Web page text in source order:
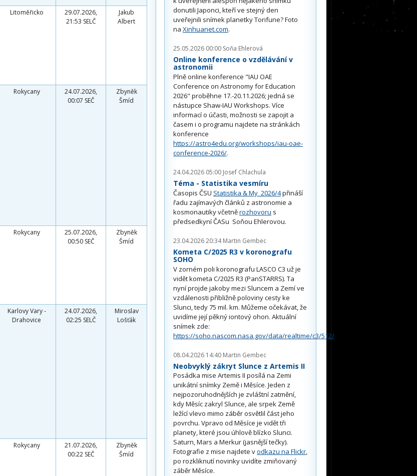
Litoměřicko
29.07.2026,
21:53 SELČ
Jakub
Albert
Rokycany
24.07.2026,
00:07 SEČ
Zbyněk
Šmíd
Rokycany
25.07.2026,
00:50 SEČ
Zbyněk
Šmíd
Karlovy Vary -
Drahovice
24.07.2026,
02:25 SELČ
Miroslav
Lošťák
Rokycany
21.07.2026,
00:22 SEČ
Zbyněk
Šmíd
donutili Japonci, kteří ve stejný den
uveřejnili snímek planetky Torifune? Foto
na Xinhuanet.com.
25.05.2026 00:00 Soňa Ehlerová
Online konference o vzdělávání v
astronomii
Plně online konference "IAU OAE
Conference on Astronomy for Education
2026" proběhne 17.-20.11.2026; jedná se
nástupce Shaw-IAU Workshops. Více
informací o účasti, možnosti se zapojit a
časem i o programu najdete na stránkách
konference
https://astro4edu.org/workshops/iau-oae-
conference-2026/.
24.04.2026 05:00 Josef Chlachula
Téma - Statistika vesmíru
Časopis ČSU Statistika & My 2026/4přináší
řadu zajímavých článků z astronomie a
kosmonautiky včetněrozhovoru s
předsedkyní ČASu Soňou Ehlerovou.
23.04.2026 20:34 Martin Gembec
Kometa C/2025 R3 v koronografu
SOHO
V zorném poli koronografu LASCO C3 už je
vidět kometa C/2025 R3 (PanSTARRS). Ta
nyní projde jakoby mezi Sluncem a Zemí ve
vzdálenosti přibližně poloviny cesty ke
Slunci, tedy 75 mil. km. Můžeme očekávat, že
uvidíme její pěkný iontový ohon. Aktuální
snímek zde:
https://soho.nascom.nasa.gov/data/realtime/c3/512/
08.04.2026 14:40 Martin Gembec
Neobvyklý zákryt Slunce z Artemis II
Posádka mise Artemis II posílá na Zemi
unikátní snímky Země i Měsíce. Jeden z
nejpozoruhodnějších je zvláštní zatmění,
kdy Měsíc zakryl Slunce, ale srpek Země
ležící vlevo mimo záběr osvětlil část jeho
povrchu. Vpravo od Měsíce je vidět tři
planety, které jsou úhlově blízko Slunci.
Saturn, Mars a Merkur (jasnější tečky).
Fotografie z mise najdete vodkazu na Flickr,
po rozkliknutí novinky uvidíte zmiňovaný
záběr Měsíce.